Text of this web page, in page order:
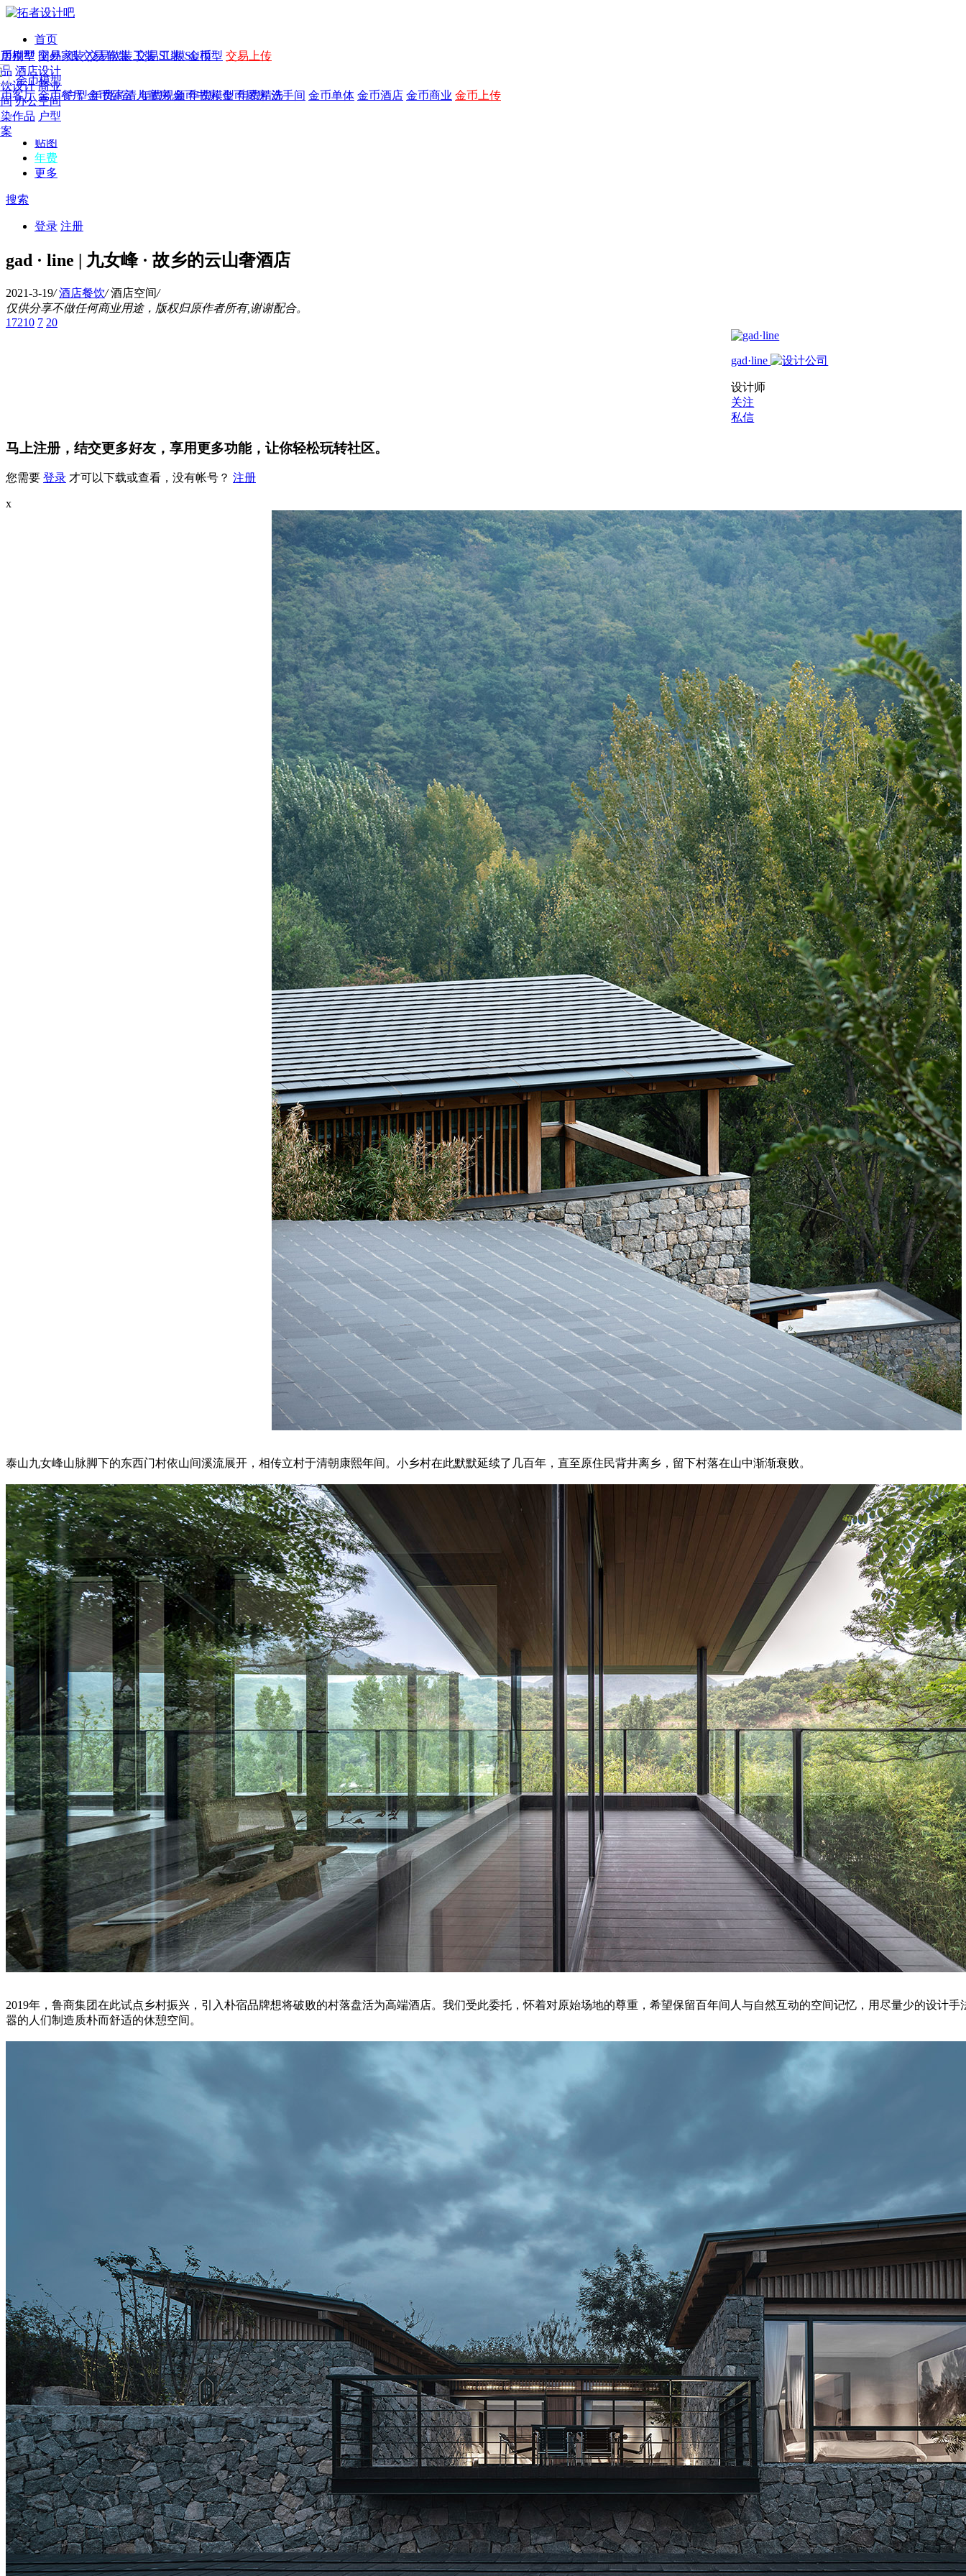
首页
发现
年费 作品 图纸 交易 软装 工装 SU模 金币
年费版块
费图纸 年费户型 年费高清 年费视频 年费模型 年费精选
作品
别墅 国外
酒店设计
设计 商业
办公空间
作品 户型
模型
模型 交易家装 交易软装 交易工装 SU模型 交易上传
金币模型
客厅 金币餐厅 金币卧室 儿童房 金币书房 金币厨房 洗手间 金币单体 金币酒店 金币商业 金币上传
CAD
概念
贴图
年费
更多
搜索
登录 注册
gad · line | 九女峰 · 故乡的云山奢酒店
2021-3-19/ 酒店餐饮/ 酒店空间/
仅供分享不做任何商业用途，版权归原作者所有,谢谢配合。
17210 7 20
gad·line
设计师
关注
私信
马上注册，结交更多好友，享用更多功能，让你轻松玩转社区。
您需要 登录 才可以下载或查看，没有帐号？ 注册
x
泰山九女峰山脉脚下的东西门村依山间溪流展开，相传立村于清朝康熙年间。小乡村在此默默延续了几百年，直至原住民背井离乡，留下村落在山中渐渐衰败。
2019年，鲁商集团在此试点乡村振兴，引入朴宿品牌想将破败的村落盘活为高端酒店。我们受此委托，怀着对原始场地的尊重，希望保留百年间人与自然互动的空间记忆，用尽量少的设计
嚣的人们制造质朴而舒适的休憩空间。